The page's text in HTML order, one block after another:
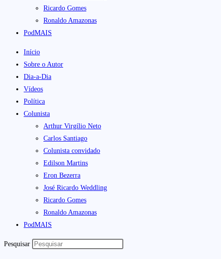
Ricardo Gomes
Ronaldo Amazonas
PodMAIS
Início
Sobre o Autor
Dia-a-Dia
Vídeos
Política
Colunista
Arthur Virgílio Neto
Carlos Santiago
Colunista convidado
Edilson Martins
Eron Bezerra
José Ricardo Weddling
Ricardo Gomes
Ronaldo Amazonas
PodMAIS
Pesquisar